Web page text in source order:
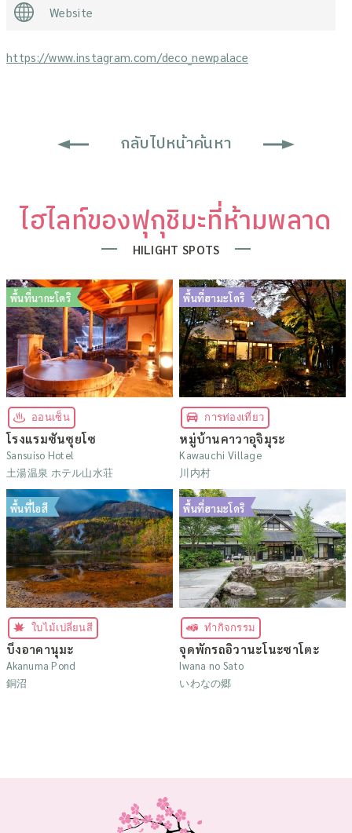
Website
https://www.instagram.com/deco_newpalace
กลับไปหน้าค้นหา
ไฮไลท์ของฟุกุชิมะที่ห้ามพลาด
HILIGHT SPOTS
พื้นที่นากะโดริ
ออนเซ็น
โรงแรมซันซุยโซ
Sansuiso Hotel
土湯温泉 ホテル山水荘
พื้นที่ฮามะโดริ
การท่องเที่ยว
หมู่บ้านคาวาอุจิมุระ
Kawauchi Village
川内村
พื้นที่ไอสึ
ใบไม้เปลี่ยนสี
บึงอาคานุมะ
Akanuma Pond
銅沼
พื้นที่ฮามะโดริ
ทำกิจกรรม
จุดพักรถอิวานะโนะซาโตะ
Iwana no Sato
いわなの郷